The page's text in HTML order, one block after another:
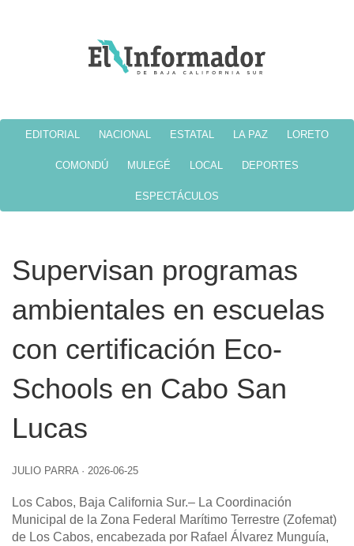
EDITORIAL NACIONAL ESTATAL LA PAZ LORETO
COMONDÚ MULEGÉ LOCAL DEPORTES
ESPECTÁCULOS
Supervisan programas
ambientales en escuelas
con certificación Eco-
Schools en Cabo San
Lucas
JULIO PARRA · 2026-06-25
Los Cabos, Baja California Sur.– La Coordinación
Municipal de la Zona Federal Marítimo Terrestre (Zofemat)
de Los Cabos, encabezada por Rafael Álvarez Munguía,